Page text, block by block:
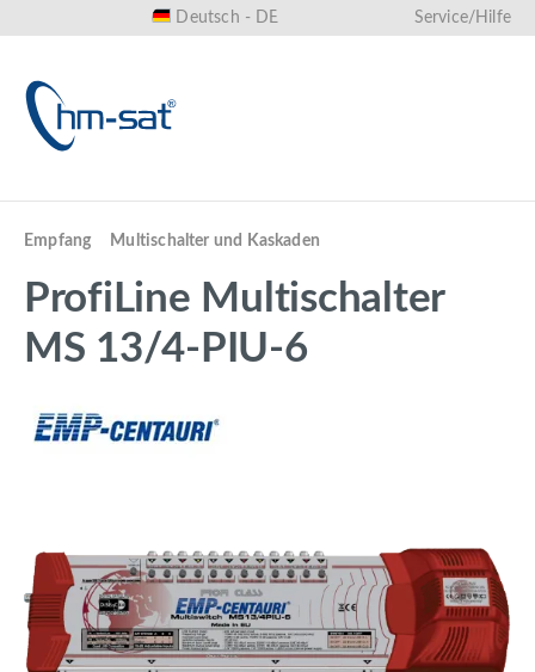
Deutsch - DE Service/Hilfe
Empfang Multischalter und Kaskaden
ProfiLine Multischalter
MS 13/4-PIU-6